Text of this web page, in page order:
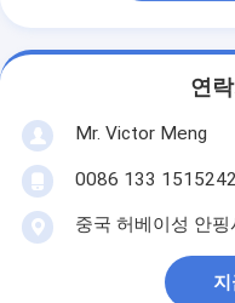
연
Mr. Victor Meng
0086 133
중국 허베이성 안